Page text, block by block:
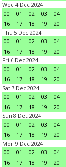
Wed 4 Dec 2024
00
01 02 03 04
16
17 18 19 20
Thu 5 Dec 2024
00
01 02 03 04
16
17 18 19 20
Fri 6 Dec 2024
00
01 02 03 04
16
17 18 19 20
Sat 7 Dec 2024
00
01 02 03 04
16
17 18 19 20
Sun 8 Dec 2024
00
01 02 03 04
16
17 18 19 20
Mon 9 Dec 2024
00
01 02 03 04
16
17 18 19 20